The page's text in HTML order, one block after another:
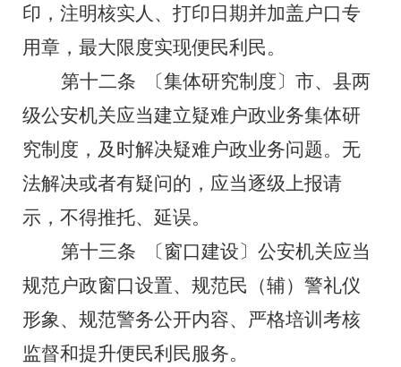
印，注明核实人、打印日期并加盖户口专
用章，最大限度实现便民利民。
第十二条
〔集体研究制度〕 市、县两
级公安机关应当建立疑难户政业务集体研
究制度，及时解决疑难户政业务问题。无
法解决或者有疑问的，应当逐级上报请
示，不得推托、延误。
第十三条
〔窗口建设〕公安机关应当
规范户政窗口设置、规范民（辅）警礼仪
形象、规范警务公开内容、严格培训考核
监督和提升便民利民服务。